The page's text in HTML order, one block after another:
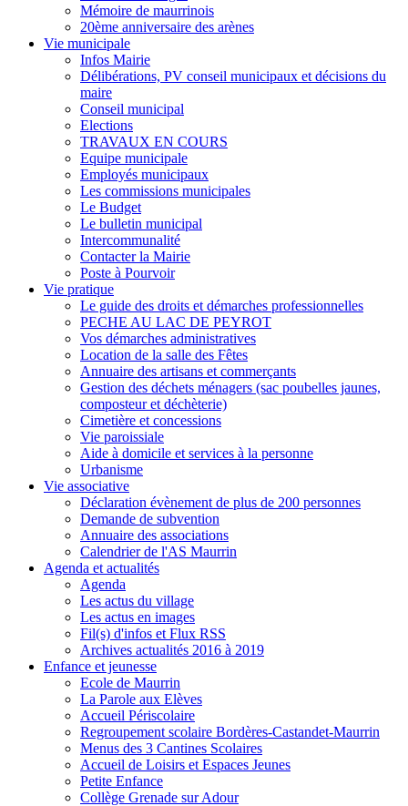
Mémoire de maurrinois
20ème anniversaire des arènes
Vie municipale
Infos Mairie
Délibérations, PV conseil municipaux et décisions du
maire
Conseil municipal
Elections
TRAVAUX EN COURS
Equipe municipale
Employés municipaux
Les commissions municipales
Le Budget
Le bulletin municipal
Intercommunalité
Contacter la Mairie
Poste à Pourvoir
Vie pratique
Le guide des droits et démarches professionnelles
PECHE AU LAC DE PEYROT
Vos démarches administratives
Location de la salle des Fêtes
Annuaire des artisans et commerçants
Gestion des déchets ménagers (sac poubelles jaunes,
composteur et déchèterie)
Cimetière et concessions
Vie paroissiale
Aide à domicile et services à la personne
Urbanisme
Vie associative
Déclaration évènement de plus de 200 personnes
Demande de subvention
Annuaire des associations
Calendrier de l'AS Maurrin
Agenda et actualités
Agenda
Les actus du village
Les actus en images
Fil(s) d'infos et Flux RSS
Archives actualités 2016 à 2019
Enfance et jeunesse
Ecole de Maurrin
La Parole aux Elèves
Accueil Périscolaire
Regroupement scolaire Bordères-Castandet-Maurrin
Menus des 3 Cantines Scolaires
Accueil de Loisirs et Espaces Jeunes
Petite Enfance
Collège Grenade sur Adour